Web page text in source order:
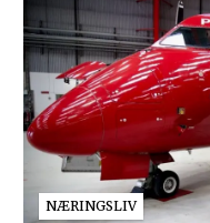
NÆRINGSLIV